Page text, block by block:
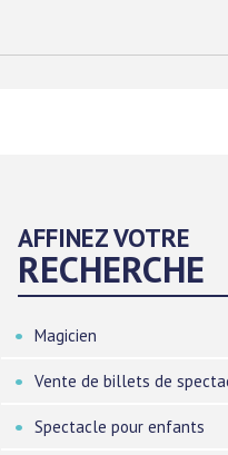
AFFINEZ VOTRE
RECHERCHE
Magicien
Vente de billets de
Spectacle pour enfants